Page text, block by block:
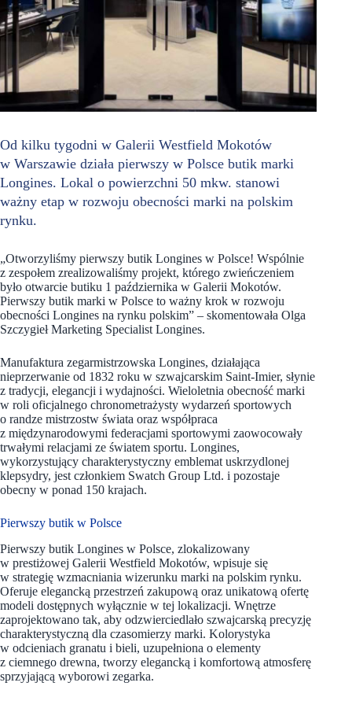
Od kilku tygodni w Galerii Westfield Mokotów
w Warszawie działa pierwszy w Polsce butik marki
Longines. Lokal o powierzchni 50 mkw. stanowi
ważny etap w rozwoju obecności marki na polskim
rynku.
„Otworzyliśmy pierwszy butik Longines w Polsce! Wspólnie
z zespołem zrealizowaliśmy projekt, którego zwieńczeniem
było otwarcie butiku 1 października w Galerii Mokotów.
Pierwszy butik marki w Polsce to ważny krok w rozwoju
obecności Longines na rynku polskim” – skomentowała Olga
Szczygieł Marketing Specialist Longines.
Manufaktura zegarmistrzowska Longines, działająca
nieprzerwanie od 1832 roku w szwajcarskim Saint-Imier, słynie
z tradycji, elegancji i wydajności. Wieloletnia obecność marki
w roli oficjalnego chronometrażysty wydarzeń sportowych
o randze mistrzostw świata oraz współpraca
z międzynarodowymi federacjami sportowymi zaowocowały
trwałymi relacjami ze światem sportu. Longines,
wykorzystujący charakterystyczny emblemat uskrzydlonej
klepsydry, jest członkiem Swatch Group Ltd. i pozostaje
obecny w ponad 150 krajach.
Pierwszy butik w Polsce
Pierwszy butik Longines w Polsce, zlokalizowany
w prestiżowej Galerii Westfield Mokotów, wpisuje się
w strategię wzmacniania wizerunku marki na polskim rynku.
Oferuje elegancką przestrzeń zakupową oraz unikatową ofertę
modeli dostępnych wyłącznie w tej lokalizacji. Wnętrze
zaprojektowano tak, aby odzwierciedlało szwajcarską precyzję
charakterystyczną dla czasomierzy marki. Kolorystyka
w odcieniach granatu i bieli, uzupełniona o elementy
z ciemnego drewna, tworzy elegancką i komfortową atmosferę
sprzyjającą wyborowi zegarka.